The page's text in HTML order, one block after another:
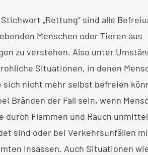
„Rettung“ sind alle
Menschen oder Tieren aus
zu verstehen. Also unter
Situationen, in denen
sich nicht mehr selbst befreien
Bränden der Fall sein, wenn
durch Flammen und Rauch
sind oder bei Verkehrsunfällen
Insassen. Auch Situationen